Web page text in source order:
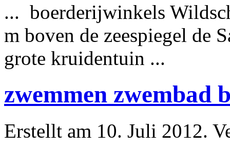
... boerderijwinkels
m boven de zeespiegel de
grote kruidentuin ...
zwemmen zwembad
Erstellt am 10. Juli 2012.